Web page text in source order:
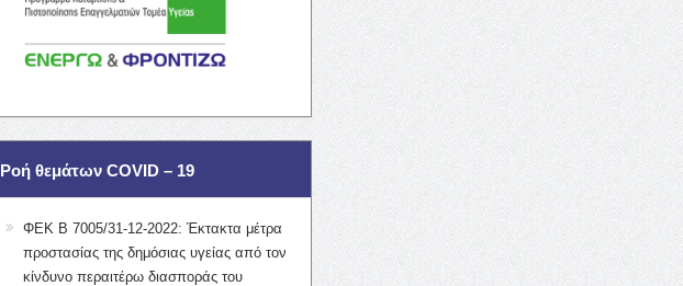
Ροή θεμάτων COVID – 19
ΦΕΚ Β 7005/31-12-2022: Έκτακτα μέτρα
προστασίας της δημόσιας υγείας από τον
κίνδυνο περαιτέρω διασποράς του